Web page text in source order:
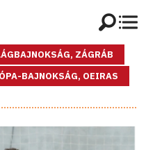
ZÁGRÁB
BAJNOKSÁG, OEIRAS